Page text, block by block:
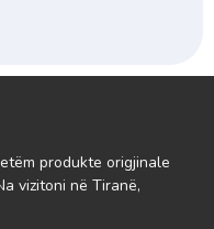
produkte origjinale
vizitoni në Tiranë,